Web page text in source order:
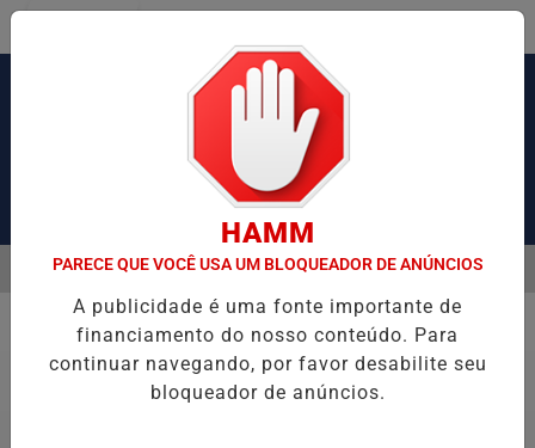
Pesquisar Notícia
DE OBRAS DE TIROLESA NO PÃO DE AÇÚCAR PIX PENSÃO
EM ALTA
MENU
Policial
HAMM
PARECE QUE VOCÊ USA UM BLOQUEADOR DE ANÚNCIOS
A publicidade é uma fonte importante de
financiamento do nosso conteúdo. Para
continuar navegando, por favor desabilite seu
bloqueador de anúncios.